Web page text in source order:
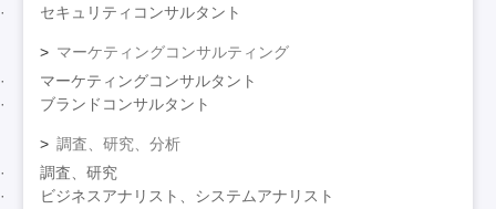
セキュリティコンサルタント
マーケティングコンサルティング
マーケティングコンサルタント
ブランドコンサルタント
調査、研究、分析
調査、研究
ビジネスアナリスト、システムアナリスト